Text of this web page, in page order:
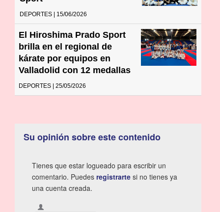
DEPORTES | 15/06/2026
El Hiroshima Prado Sport
brilla en el regional de
kárate por equipos en
Valladolid con 12 medallas
DEPORTES | 25/05/2026
Su opinión sobre este contenido
Tienes que estar logueado para escribir un
comentario. Puedes registrarte si no tienes ya
una cuenta creada.